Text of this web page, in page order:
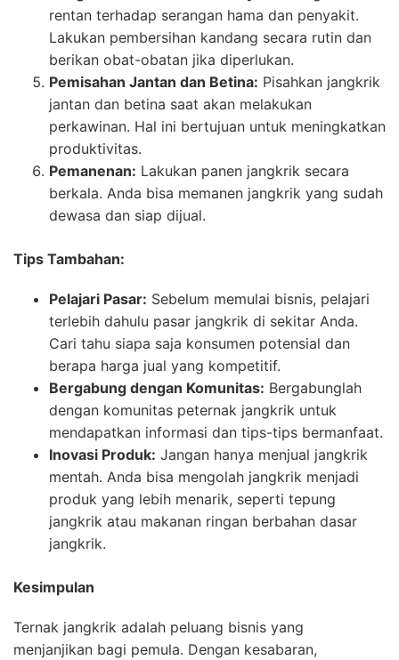
rentan terhadap serangan hama dan penyakit.
Lakukan pembersihan kandang secara rutin dan
berikan obat-obatan jika diperlukan.
Pemisahan Jantan dan Betina: Pisahkan jangkrik
jantan dan betina saat akan melakukan
perkawinan. Hal ini bertujuan untuk meningkatkan
produktivitas.
Pemanenan: Lakukan panen jangkrik secara
berkala. Anda bisa memanen jangkrik yang sudah
dewasa dan siap dijual.
Tips Tambahan:
Pelajari Pasar: Sebelum memulai bisnis, pelajari
terlebih dahulu pasar jangkrik di sekitar Anda.
Cari tahu siapa saja konsumen potensial dan
berapa harga jual yang kompetitif.
Bergabung dengan Komunitas: Bergabunglah
dengan komunitas peternak jangkrik untuk
mendapatkan informasi dan tips-tips bermanfaat.
Inovasi Produk: Jangan hanya menjual jangkrik
mentah. Anda bisa mengolah jangkrik menjadi
produk yang lebih menarik, seperti tepung
jangkrik atau makanan ringan berbahan dasar
jangkrik.
Kesimpulan
Ternak jangkrik adalah peluang bisnis yang
menjanjikan bagi pemula. Dengan kesabaran,